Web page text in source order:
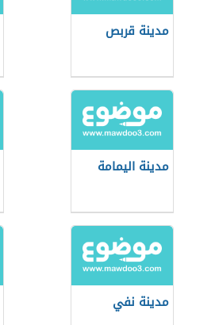
مدينة قربص
مدينة اليمامة
مدينة نفي